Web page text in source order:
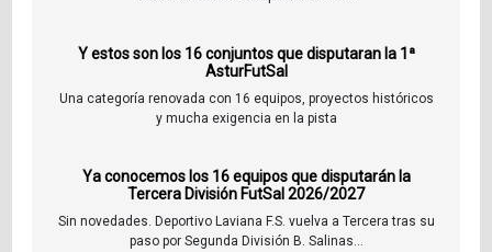
Y estos son los 16 conjuntos que disputaran la 1ª
AsturFutSal
Una categoría renovada con 16 equipos, proyectos históricos
y mucha exigencia en la pista
Ya conocemos los 16 equipos que disputarán la
Tercera División FutSal 2026/2027
Sin novedades. Deportivo Laviana F.S. vuelva a Tercera tras su
paso por Segunda División B. Salinas...